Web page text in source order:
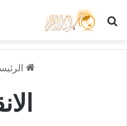
بحث عن